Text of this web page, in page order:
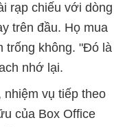
rạp chiếu với dòng
trên đầu. Họ mua
trống không. "Đó là
nhớ lại.
nhiệm vụ tiếp theo
của Box Office